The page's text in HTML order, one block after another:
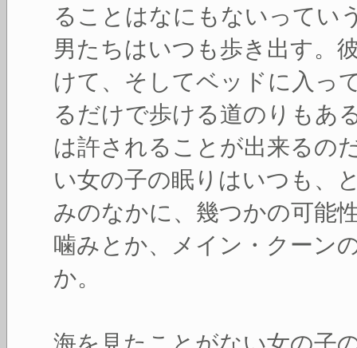
ることはなにもないってい
男たちはいつも歩き出す。
けて、そしてベッドに入っ
るだけで歩ける道のりもあ
は許されることが出来るの
い女の子の眠りはいつも、
みのなかに、幾つかの可能
噛みとか、メイン・クーン
か。